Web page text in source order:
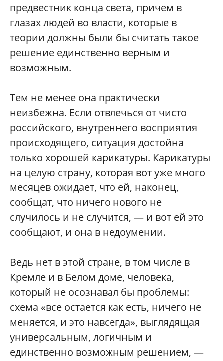
предвестник конца света, причем в
глазах людей во власти, которые в
теории должны были бы считать такое
решение единственно верным и
возможным.
Тем не менее она практически
неизбежна. Если отвлечься от чисто
российского, внутреннего восприятия
происходящего, ситуация достойна
только хорошей карикатуры. Карикатуры
на целую страну, которая вот уже много
месяцев ожидает, что ей, наконец,
сообщат, что ничего нового не
случилось и не случится, — и вот ей это
сообщают, и она в недоумении.
Ведь нет в этой стране, в том числе в
Кремле и в Белом доме, человека,
который не осознавал бы проблемы:
схема «все остается как есть, ничего не
меняется, и это навсегда», выглядящая
универсальным, логичным и
единственно возможным решением, —